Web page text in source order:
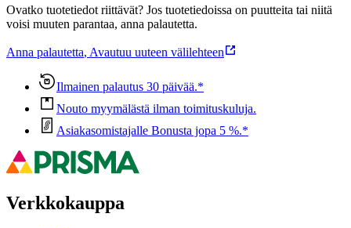
Ovatko tuotetiedot riittävät? Jos tuotetiedoissa on puutteita tai niitä
voisi muuten parantaa, anna palautetta.
Anna palautetta, Avautuu uuteen välilehteen
Ilmainen palautus 30 päivää.*
Nouto myymälästä ilman toimituskuluja.
Asiakasomistajalle Bonusta jopa 5 %.*
Verkkokauppa